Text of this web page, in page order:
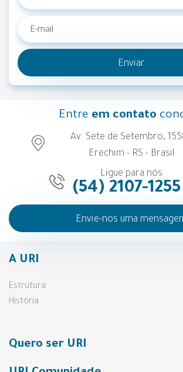
Enviar
Entre em contato
Av. Sete de Setembro,
Erechim - RS - Brasil
Ligue para nós
(54) 2107-1255
Envie-nos uma
A URI
Estrutura
História
Quero ser URI